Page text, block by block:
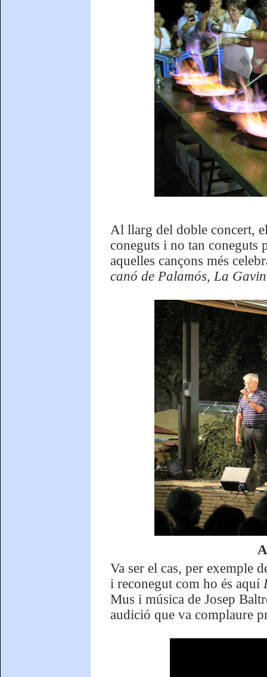
Al llarg del doble concert,
coneguts i no tan coneguts
aquelles cançons més
canó de Palamós, La
Va ser el cas, per exemple
i reconegut com ho és aquí
Mus i música de Josep
audició que va complaure